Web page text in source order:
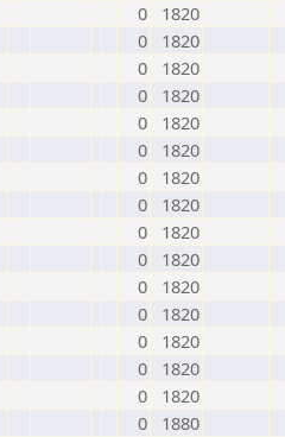
0
1820
0
1820
0
1820
0
1820
0
1820
0
1820
0
1820
0
1820
0
1820
0
1820
0
1820
0
1820
0
1820
0
1820
0
1820
0
1880